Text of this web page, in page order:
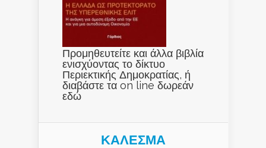
Προμηθευτείτε και άλλα βιβλία
ενισχύοντας το δίκτυο
Περιεκτικής Δημοκρατίας, ή
διαβάστε τα on line δωρεάν
εδώ
ΚΑΛΕΣΜΑ